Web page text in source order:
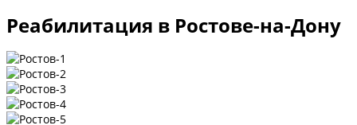
Реабилитация в Ростове-на-Дону